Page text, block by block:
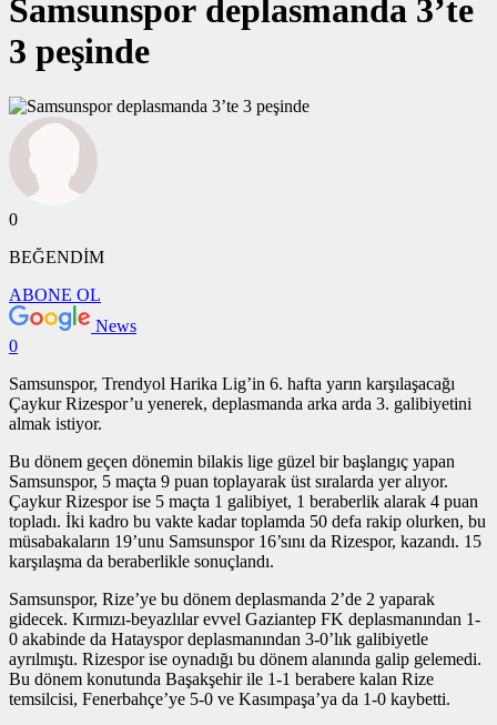
Samsunspor deplasmanda 3’te
3 peşinde
0
BEĞENDİM
ABONE OL
News
0
Samsunspor, Trendyol Harika Lig’in 6. hafta yarın karşılaşacağı
Çaykur Rizespor’u yenerek, deplasmanda arka arda 3. galibiyetini
almak istiyor.
Bu dönem geçen dönemin bilakis lige güzel bir başlangıç yapan
Samsunspor, 5 maçta 9 puan toplayarak üst sıralarda yer alıyor.
Çaykur Rizespor ise 5 maçta 1 galibiyet, 1 beraberlik alarak 4 puan
topladı. İki kadro bu vakte kadar toplamda 50 defa rakip olurken, bu
müsabakaların 19’unu Samsunspor 16’sını da Rizespor, kazandı. 15
karşılaşma da beraberlikle sonuçlandı.
Samsunspor, Rize’ye bu dönem deplasmanda 2’de 2 yaparak
gidecek. Kırmızı-beyazlılar evvel Gaziantep FK deplasmanından 1-
0 akabinde da Hatayspor deplasmanından 3-0’lık galibiyetle
ayrılmıştı. Rizespor ise oynadığı bu dönem alanında galip gelemedi.
Bu dönem konutunda Başakşehir ile 1-1 berabere kalan Rize
temsilcisi, Fenerbahçe’ye 5-0 ve Kasımpaşa’ya da 1-0 kaybetti.